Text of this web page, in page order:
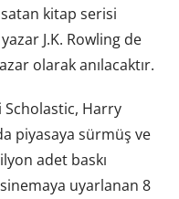
kitap serisi
J.K. Rowling de
olarak anılacaktır.
Scholastic, Harry
piyasaya sürmüş ve
adet baskı
uyarlanan 8